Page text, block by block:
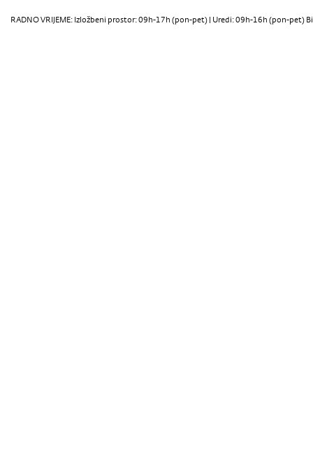
RADNO VRIJEME: Izložbeni prostor: 09h-17h (pon-pet) | Uredi: 09h-16h (pon-pet)